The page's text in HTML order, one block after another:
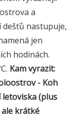
a
nastupuje,
jen
hodinách.
Kam vyrazit:
- Koh
letoviska (plus
krátké